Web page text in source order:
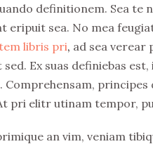
definitionem. Sea te
eripuit sea. No mea
libris pri, ad sea verear
sed. Ex suas definiebas
pri elitr utinam tempor,
an vim, veniam